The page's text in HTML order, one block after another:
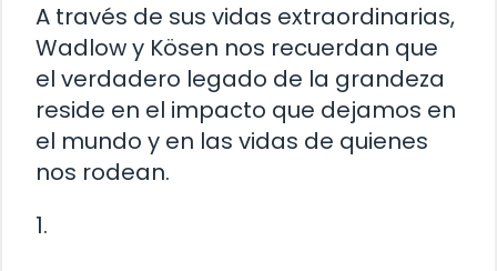
A través de sus vidas extraordinarias,
Wadlow y Kösen nos recuerdan que
el verdadero legado de la grandeza
reside en el impacto que dejamos en
el mundo y en las vidas de quienes
nos rodean.
1.